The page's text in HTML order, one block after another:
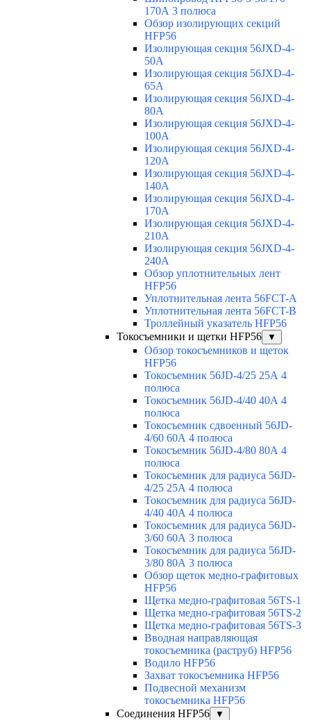
170А 3 полюса
Обзор изолирующих секций
HFP56
Изолирующая секция 56JXD-4-
50A
Изолирующая секция 56JXD-4-
65A
Изолирующая секция 56JXD-4-
80A
Изолирующая секция 56JXD-4-
100A
Изолирующая секция 56JXD-4-
120A
Изолирующая секция 56JXD-4-
140A
Изолирующая секция 56JXD-4-
170A
Изолирующая секция 56JXD-4-
210A
Изолирующая секция 56JXD-4-
240A
Обзор уплотнительных лент
HFP56
Уплотнительная лента 56FCT-A
Уплотнительная лента 56FCT-B
Троллейный указатель HFP56
Токосъемники и щетки HFP56
▼
Обзор токосъемников и щеток
HFP56
Токосъемник 56JD-4/25 25А 4
полюса
Токосъемник 56JD-4/40 40А 4
полюса
Токосъемник сдвоенный 56JD-
4/60 60А 4 полюса
Токосъемник 56JD-4/80 80А 4
полюса
Токосъемник для радиуса 56JD-
4/25 25А 4 полюса
Токосъемник для радиуса 56JD-
4/40 40А 4 полюса
Токосъемник для радиуса 56JD-
3/60 60А 3 полюса
Токосъемник для радиуса 56JD-
3/80 80А 3 полюса
Обзор щеток медно-графитовых
HFP56
Щетка медно-графитовая 56TS-1
Щетка медно-графитовая 56TS-2
Щетка медно-графитовая 56TS-3
Вводная направляющая
токосъемника (раструб) HFP56
Водило HFP56
Захват токосъемника HFP56
Подвесной механизм
токосъемника HFP56
Соединения HFP56
▼